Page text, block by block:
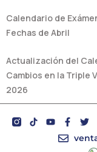
Calendario de
Fechas de Abril
Actualización del
Cambios en la Triple
2026
Y
o
F
a
c
T
w
i